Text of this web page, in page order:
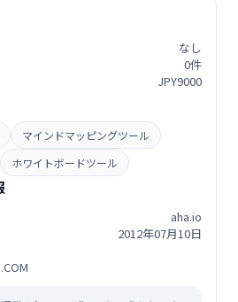
なし
0件
JPY9000
マインドマッピングツール
ホワイトボードツール
aha.io
2012年07月10日